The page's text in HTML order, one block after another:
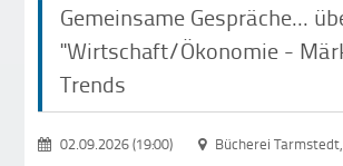
Gemeinsame Gespräche...
"Wirtschaft/Ökonomie -
Trends
02.09.2026 (19:00) Bücherei